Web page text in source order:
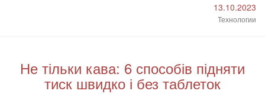
13.10.2023
Технологии
Не тільки кава: 6 способів підняти
тиск швидко і без таблеток